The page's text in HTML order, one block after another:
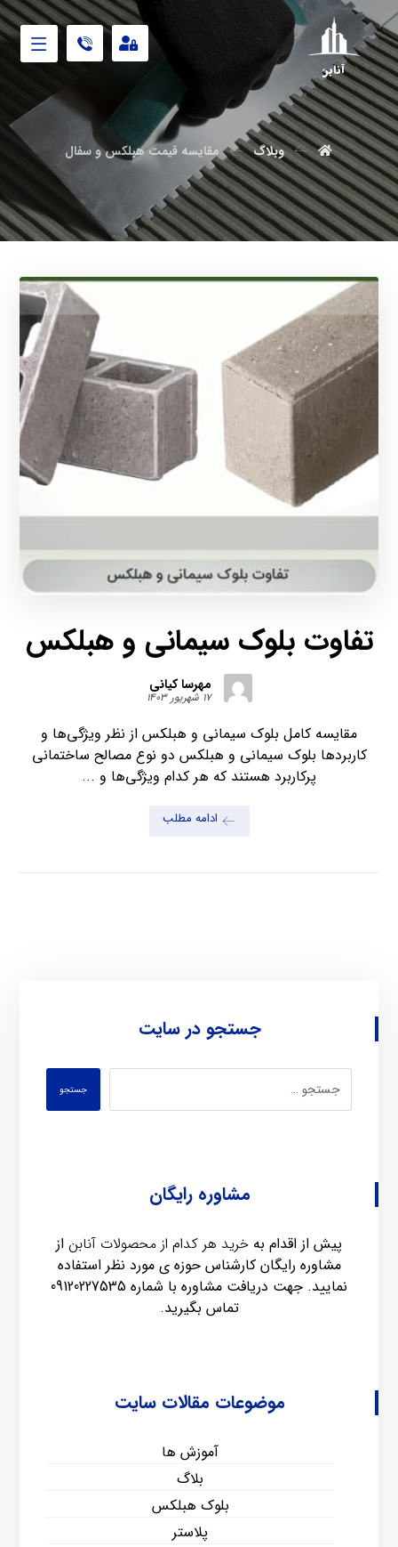
آنابن
وبلاگ مقایسه قیمت هبلکس و سفال
تفاوت بلوک سیمانی و هبلکس
مهرسا کیانی
۱۷ شهریور ۱۴۰۳
مقایسه کامل بلوک سیمانی و هبلکس از نظر ویژگی‌ها و
کاربردها بلوک سیمانی و هبلکس دو نوع مصالح ساختمانی
پرکاربرد هستند که هر کدام ویژگی‌ها و ...
ادامه مطلب
جستجو در سایت
جستجو
مشاوره رایگان
پیش از اقدام به خرید هر کدام از محصولات آنابن از
مشاوره رایگان کارشناس حوزه ی مورد نظر استفاده
نمایید. جهت دریافت مشاوره با شماره 09120227535
تماس بگیرید.
موضوعات مقالات سایت
آموزش ها
بلاگ
بلوک هبلکس
پلاستر